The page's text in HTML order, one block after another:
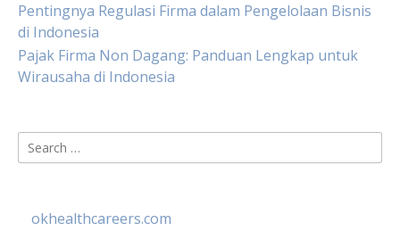
Pentingnya Regulasi Firma dalam Pengelolaan Bisnis
di Indonesia
Pajak Firma Non Dagang: Panduan Lengkap untuk
Wirausaha di Indonesia
Search
for:
okhealthcareers.com